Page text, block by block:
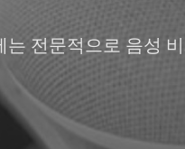
는 전문적으로 음성